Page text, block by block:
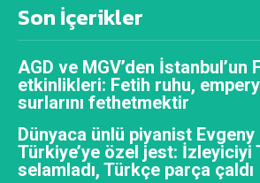
Son İçerikler
AGD ve MGV’den İstanbul’un
etkinlikleri: Fetih ruhu,
surlarını fethetmektir
Dünyaca ünlü piyanist Evgeny
Türkiye’ye özel jest: İzleyiciyi
selamladı, Türkçe parça çaldı